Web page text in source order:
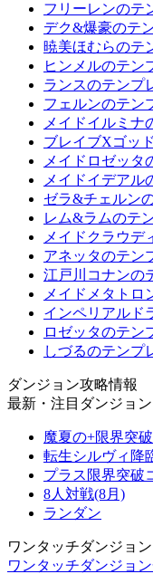
フリーレンのテ
デク&爆豪のテ
暁美ほむらのテ
ヒンメルのテン
ランスのテンプ
フェルンのテン
メイドイルミナ
ブレイブXゴッ
メイドロゼッタ
メイドイデアル
ゼラ&チェルン
レム&ラムのテ
メイドクラウデ
アネッタのテン
江戸川コナンの
メイドメタトロ
インペリアルド
ロゼッタのテン
しづるのテンプ
ダンジョン攻略情報
最新・注目ダンジョン
魔夏の+限界突
転生シルヴィ降
プラス限界突破
8人対戦(8月)
ランダン
ワンタッチダンジョン
ワンタッチダンジョ